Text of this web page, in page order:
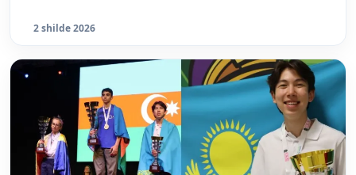
2 shilde 2026